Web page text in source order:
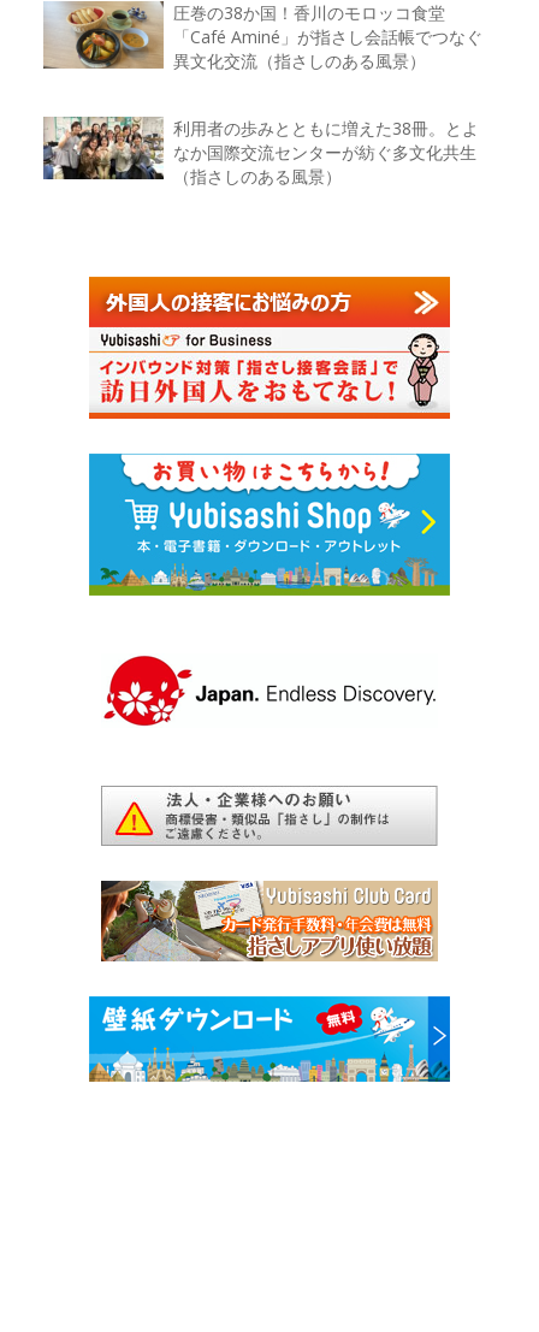
圧巻の38か国！香川のモロッコ食堂
「Café Aminé」が指さし会話帳でつなぐ
異文化交流（指さしのある風景）
利用者の歩みとともに増えた38冊。とよ
なか国際交流センターが紡ぐ多文化共生
（指さしのある風景）